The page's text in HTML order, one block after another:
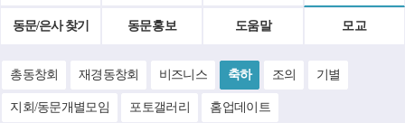
동문/은사 찾기 동문홍보 도움말 모교
총동창회 재경동창회 비즈니스 축하 조의 기별
지회/동문개별모임 포토갤러리 홈업데이트